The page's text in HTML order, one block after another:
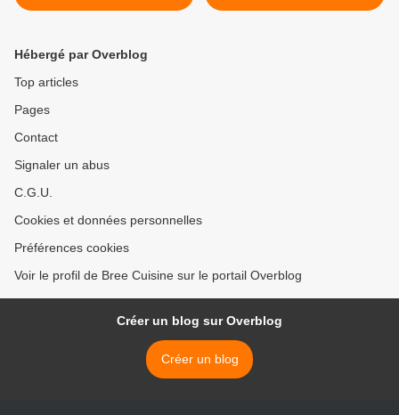
Hébergé par Overblog
Top articles
Pages
Contact
Signaler un abus
C.G.U.
Cookies et données personnelles
Préférences cookies
Voir le profil de Bree Cuisine sur le portail Overblog
Créer un blog sur Overblog
Créer un blog